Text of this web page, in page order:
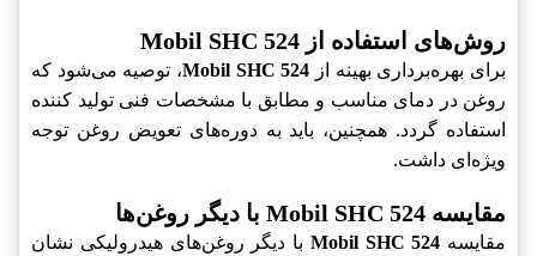
روش‌های استفاده از Mobil SHC 524
برای بهره‌برداری بهینه از Mobil SHC 524، توصیه می‌شود که
روغن در دمای مناسب و مطابق با مشخصات فنی تولید کننده
استفاده گردد. همچنین، باید به دوره‌های تعویض روغن توجه
ویژه‌ای داشت.
مقایسه Mobil SHC 524 با دیگر روغن‌ها
مقایسه Mobil SHC 524 با دیگر روغن‌های هیدرولیکی نشان